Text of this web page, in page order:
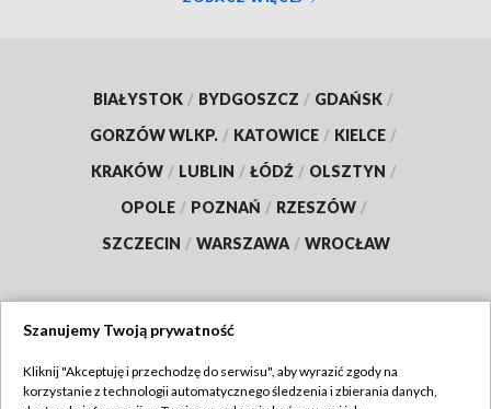
BIAŁYSTOK / BYDGOSZCZ / GDAŃSK /
GORZÓW WLKP. / KATOWICE / KIELCE /
KRAKÓW / LUBLIN / ŁÓDŹ / OLSZTYN /
OPOLE / POZNAŃ / RZESZÓW /
SZCZECIN / WARSZAWA / WROCŁAW
TVP
Szanujemy Twoją prywatność
Kliknij "Akceptuję i przechodzę do serwisu", aby wyrazić zgody na
korzystanie z technologii automatycznego śledzenia i zbierania danych,